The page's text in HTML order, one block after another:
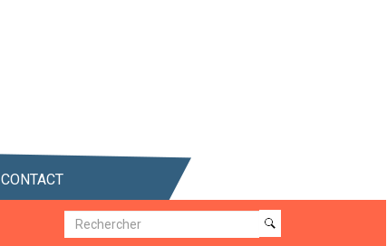
CONTACT
Recherche
Recherche